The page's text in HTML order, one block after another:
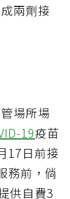
兩劑接
場所場
19疫苗
17日前接
務前，倘
供自費3